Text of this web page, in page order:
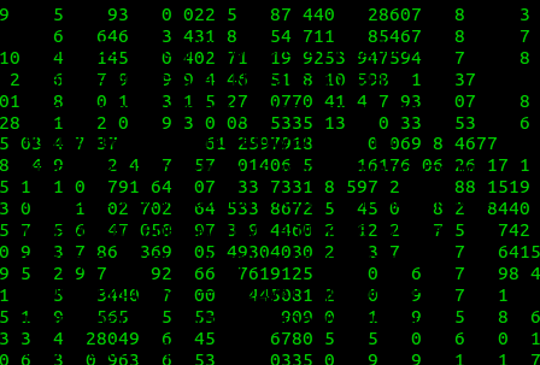
Коли у 2012 році VMware був придбаний
невеличкий стартап Nicira, створений
ентузіастами, що придумали, як поширити
концепцію серверної віртуалізації та
віртуалізації сховища на мережі, мало хто міг
передбачити у який потужний напрям виросте
ідея й який вона матиме вплив на сучасну
побудову мульти-хмарних корпоративних
середовищ: NSX – продукт, що динамічно
розвивається, постійно нарощує власне
портфоліо […]